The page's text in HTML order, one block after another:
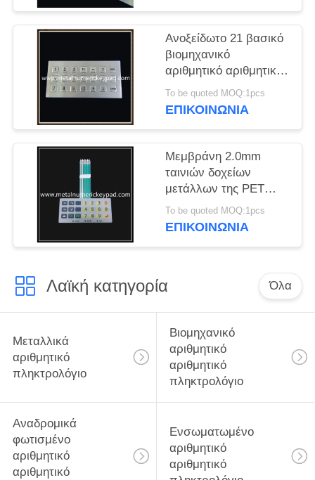
Ανοξείδωτο 21 βασικό
βιομηχανικό
αριθμητικό αριθμητικό
πληκτρολόγιο μητρών
3x7
To be quoted MOQ:1pcs
ΕΠΙΚΟΙΝΩΝΊΑ
Μεμβράνη 2.0mm
ταινιών δοχείων
μετάλλων της PET
βιομηχανικό
αριθμητικό αριθμητικό
To be quoted MOQ:1pcs
ΕΠΙΚΟΙΝΩΝΊΑ
Λαϊκή κατηγορία Όλα
Μεταλλικά
αριθμητικό
πληκτρολόγιο
Βιομηχανικό
αριθμητικό
αριθμητικό
πληκτρολόγιο
Αναδρομικά
φωτισμένο
αριθμητικό
αριθμητικό
Ενσωματωμένο
αριθμητικό
αριθμητικό